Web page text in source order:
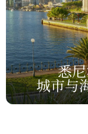
悉
城市与